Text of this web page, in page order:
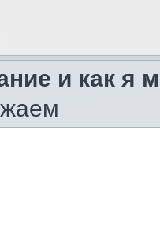
и как я